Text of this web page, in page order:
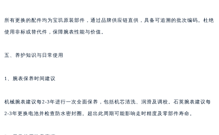
所有更换的配件均为宝玑原装部件，通过品牌供应链直供，具备可追溯的批次编码。杜绝
使用非标或替代件，保障腕表性能与价值。
五、养护知识与日常使用
1、腕表保养时间建议
机械腕表建议每2-3年进行一次全面保养，包括机芯清洗、润滑及调校。石英腕表建议每
2-3年更换电池并检查防水密封圈。超出此周期可能影响走时精度及零部件寿命。